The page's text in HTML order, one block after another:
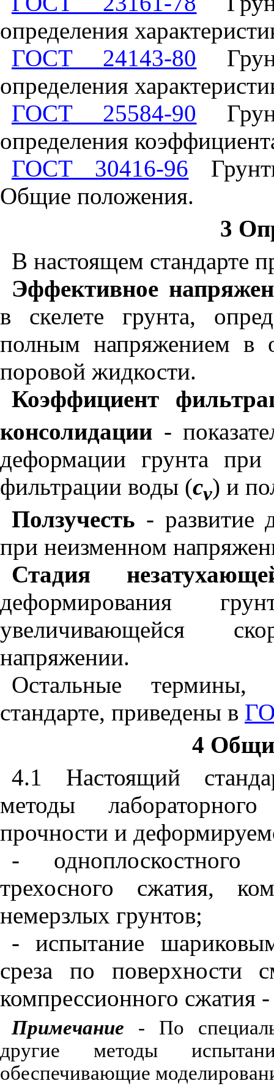
определения
ГОСТ 24143-80
определения
ГОСТ 25584-90
определения
ГОСТ 30416-96
Общие положения.
3
В настоящем стандарте
Эффективное
в скелете грунта,
полным напряжением в
поровой жидкости.
Коэффициент
консолидации -
деформации грунта при
фильтрации воды (cv) и
Ползучесть - развитие
при неизменном
Стадия
деформирования
увеличивающейся
напряжении.
Остальные термины,
стандарте, приведены в
4
4.1 Настоящий
методы лабораторного
прочности и
- одноплоскостного
трехосного сжатия,
немерзлых грунтов;
- испытание
среза по поверхности
компрессионного сжатия
Примечание - По
другие методы
обеспечивающие